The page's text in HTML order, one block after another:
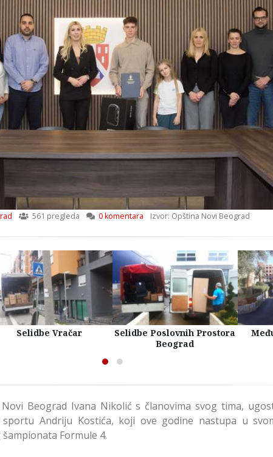
561 pregleda 0 komentara Izvor: Opština Novi Beograd
Selidbe Vračar
Selidbe Poslovnih Prostora
Beograd
Novi Beograd Ivana Nikolić s članovima svog tima,
Andriju Kostića, koji ove godine nastupa u
Formule 4.